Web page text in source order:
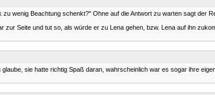
wenig Beachtung schenkt?" Ohne auf die Antwort zu warten sagt der
Seite und tut so, als würde er zu Lena gehen, bzw. Lena auf ihn
sie hatte richtig Spaß daran, wahrscheinlich war es sogar ihre